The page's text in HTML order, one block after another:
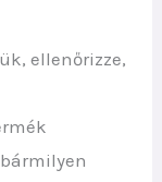
ellenőrizze,